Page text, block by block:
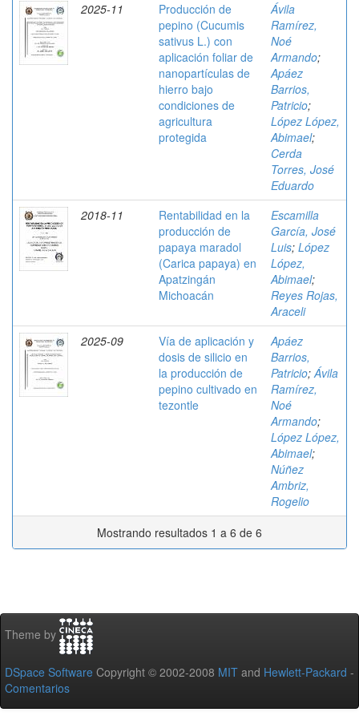
2025-11
Producción de
pepino (Cucumis
sativus L.) con
aplicación foliar de
nanopartículas de
hierro bajo
condiciones de
agricultura
protegida
Ávila
Ramírez,
Noé
Armando;
Apáez
Barrios,
Patricio;
López López,
Abimael;
Cerda
Torres, José
Eduardo
2018-11
Rentabilidad en la
producción de
papaya maradol
(Carica papaya) en
Apatzingán
Michoacán
Escamilla
García, José
Luis; López
López,
Abimael;
Reyes Rojas,
Araceli
2025-09
Vía de aplicación y
dosis de silicio en
la producción de
pepino cultivado en
tezontle
Apáez
Barrios,
Patricio;Ávila
Ramírez,
Noé
Armando;
López López,
Abimael;
Núñez
Ambriz,
Rogelio
Mostrando resultados 1 a 6 de 6
Theme by
DSpace Software Copyright © 2002-2008 MIT and Hewlett-Packard -
Comentarios